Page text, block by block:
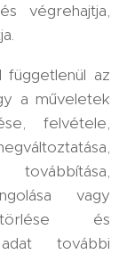
végrehajtja,
függetlenül az
a műveletek
felvétele,
vagy
törlése és
további